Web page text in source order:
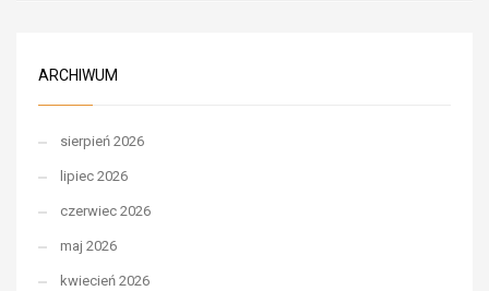
ARCHIWUM
sierpień 2026
lipiec 2026
czerwiec 2026
maj 2026
kwiecień 2026